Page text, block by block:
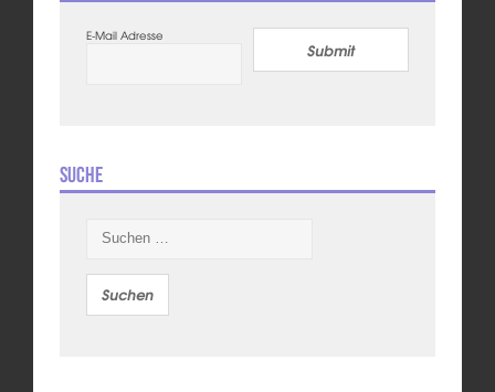
E-Mail Adresse
Submit
Suche
nach: